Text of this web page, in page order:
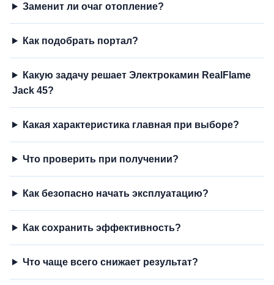
Заменит ли очаг отопление?
Как подобрать портал?
Какую задачу решает Электрокамин RealFlame
Jack 45?
Какая характеристика главная при выборе?
Что проверить при получении?
Как безопасно начать эксплуатацию?
Как сохранить эффективность?
Что чаще всего снижает результат?